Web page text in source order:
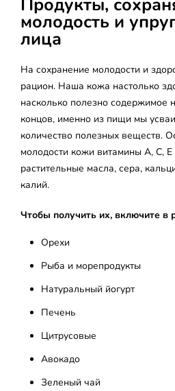
Продукты,
молодость и
лица
На сохранение молодости и
рацион. Наша кожа настолько
насколько полезно содержимое
концов, именно из пищи мы
количество полезных веществ.
молодости кожи витамины А, С, Е
растительные масла, сера,
калий.
Чтобы получить их, включите в
Орехи
Рыба и морепродукты
Натуральный йогурт
Печень
Цитрусовые
Авокадо
Зеленый чай